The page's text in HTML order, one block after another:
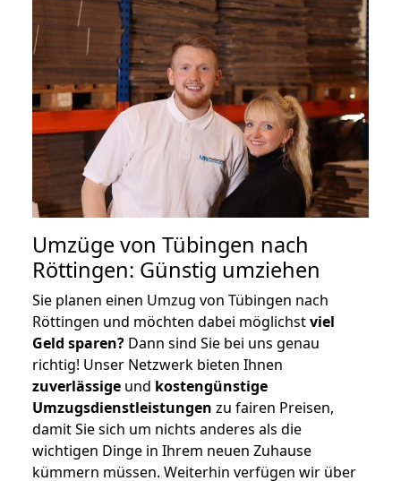
Umzüge von Tübingen nach
Röttingen: Günstig umziehen
Sie planen einen Umzug von Tübingen nach
Röttingen und möchten dabei möglichstviel
Geld sparen? Dann sind Sie bei uns genau
richtig! Unser Netzwerk bieten Ihnen
zuverlässige und kostengünstige
Umzugsdienstleistungen zu fairen Preisen,
damit Sie sich um nichts anderes als die
wichtigen Dinge in Ihrem neuen Zuhause
kümmern müssen. Weiterhin verfügen wir über